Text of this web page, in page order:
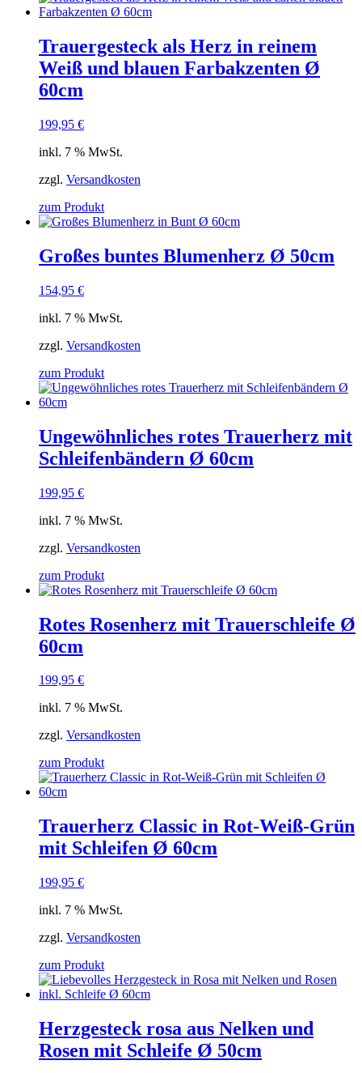
Trauergesteck als Herz in reinem
Weiß und blauen Farbakzenten Ø
60cm
199,95 €
inkl. 7 % MwSt.
zzgl. Versandkosten
zum Produkt
Großes buntes Blumenherz Ø 50cm
154,95 €
inkl. 7 % MwSt.
zzgl. Versandkosten
zum Produkt
Ungewöhnliches rotes Trauerherz mit
Schleifenbändern Ø 60cm
199,95 €
inkl. 7 % MwSt.
zzgl. Versandkosten
zum Produkt
Rotes Rosenherz mit Trauerschleife Ø
60cm
199,95 €
inkl. 7 % MwSt.
zzgl. Versandkosten
zum Produkt
Trauerherz Classic in Rot-Weiß-Grün
mit Schleifen Ø 60cm
199,95 €
inkl. 7 % MwSt.
zzgl. Versandkosten
zum Produkt
Herzgesteck rosa aus Nelken und
Rosen mit Schleife Ø 50cm